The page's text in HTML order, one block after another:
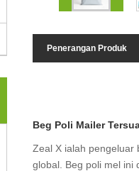
Penerangan Produk
Beg Poli Mailer
Zeal X ialah pengeluar
global. Beg poli mel ini